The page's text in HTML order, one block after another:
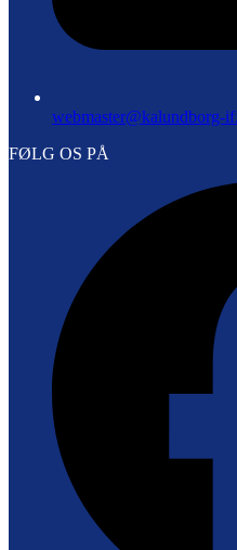
webmaster@kalundborg-
FØLG OS PÅ